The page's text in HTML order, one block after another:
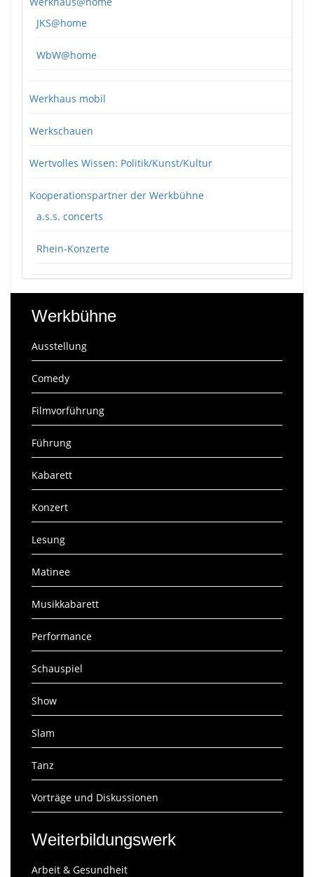
JKS@home
WbW@home
Werkhaus mobil
Werkschauen
Wertvolles Wissen: Politik/Kunst/Kultur
Kooperationspartner der Werkbühne
a.s.s. concerts
Rhein-Konzerte
Werkbühne
Ausstellung
Comedy
Filmvorführung
Führung
Kabarett
Konzert
Lesung
Matinee
Musikkabarett
Performance
Schauspiel
Show
Slam
Tanz
Vorträge und Diskussionen
Weiterbildungswerk
Arbeit & Gesundheit